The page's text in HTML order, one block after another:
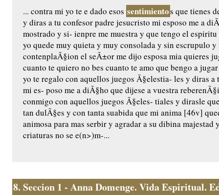
... contra mi yo te e dado esos sentimientos que tienes
y diras a tu confesor padre jesucristo mi esposo me a
mostrado y si- ienpre me muestra y que tengo el
yo quede muy quieta y muy consolada y sin escrupulo y
contenplaÃ§ion el seÃ±or me dijo esposa mia quieres
cuanto te quiero no bes cuanto te amo que bengo a
yo te regalo con aquellos juegos Ã§elestia- les y diras
mi es- poso me a diÃ§ho que dijese a vuestra
conmigo con aquellos juegos Ã§eles- tiales y dirasle
tan dulÃ§es y con tanta suabida que mi anima [46v]
animosa para mas serbir y agradar a su dibina majestad
criaturas no se e(n>)m-...
8. Seccion 1 - Anna Domenge. Vida Espiritual.